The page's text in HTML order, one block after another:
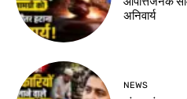
अनिवार्य
NEWS